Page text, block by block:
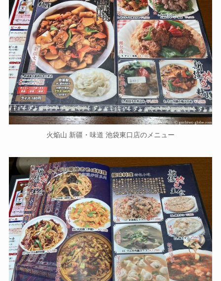
火焔山 新疆・味道 池袋東口店のメニュー